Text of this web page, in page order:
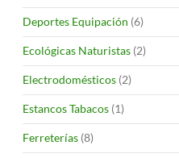
Deportes Equipación (6)
Ecológicas Naturistas (2)
Electrodomésticos (2)
Estancos Tabacos (1)
Ferreterías (8)